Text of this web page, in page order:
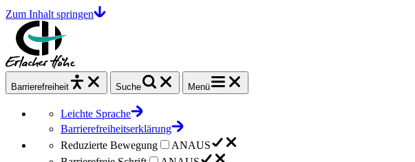
Zum Inhalt springen
Barrierefrei heit Suche Menü
Leichte Sprache
Barrierefreiheitserklärung
Reduzierte Bewegung
ANAUS